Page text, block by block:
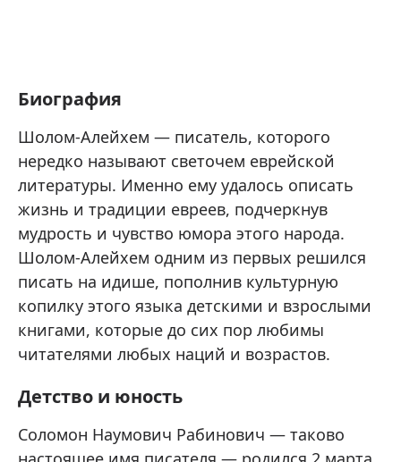
Биография
Шолом-Алейхем — писатель, которого
нередко называют светочем еврейской
литературы. Именно ему удалось описать
жизнь и традиции евреев, подчеркнув
мудрость и чувство юмора этого народа.
Шолом-Алейхем одним из первых решился
писать на идише, пополнив культурную
копилку этого языка детскими и взрослыми
книгами, которые до сих пор любимы
читателями любых наций и возрастов.
Детство и юность
Соломон Наумович Рабинович — таково